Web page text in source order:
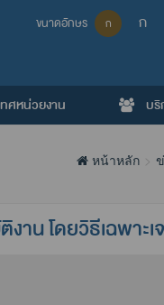
ขนาดอักษร ก ก
ศหน่วยงาน บริ
หน้าหลัก
น โดยวิธีเฉพาะเ